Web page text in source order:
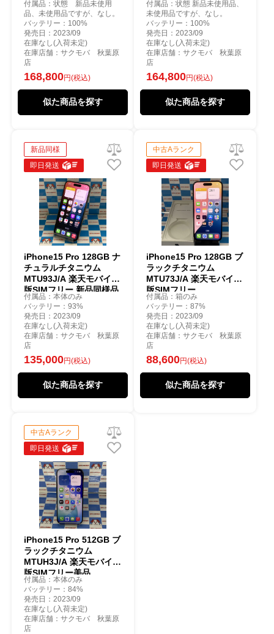
付属品：状態 新品未使用
品、未使用品ですが、なし。
バッテリー：100%
発売日：2023/09
在庫なし(入荷未定)
在庫店舗：サクモバ 秋葉原
店
168,800円(税込)
似た商品を探す
付属品：状態 新品未使用品、
未使用品ですが、なし。
バッテリー：100%
発売日：2023/09
在庫なし(入荷未定)
在庫店舗：サクモバ 秋葉原
店
164,800円(税込)
似た商品を探す
新品同様
即日発送
iPhone15 Pro 128GB ナ
チュラルチタニウム
MTU93J/A 楽天モバイル
版SIMフリー 新品同様品
付属品：本体のみ
バッテリー：93%
発売日：2023/09
在庫なし(入荷未定)
在庫店舗：サクモバ 秋葉原
店
135,000円(税込)
似た商品を探す
中古Aランク
即日発送
iPhone15 Pro 128GB ブ
ラックチタニウム
MTU73J/A 楽天モバイル
版SIMフリー
付属品：箱のみ
バッテリー：87%
発売日：2023/09
在庫なし(入荷未定)
在庫店舗：サクモバ 秋葉原
店
88,600円(税込)
似た商品を探す
中古Aランク
即日発送
iPhone15 Pro 512GB ブ
ラックチタニウム
MTUH3J/A 楽天モバイル
版SIMフリー美品
付属品：本体のみ
バッテリー：84%
発売日：2023/09
在庫なし(入荷未定)
在庫店舗：サクモバ 秋葉原
店